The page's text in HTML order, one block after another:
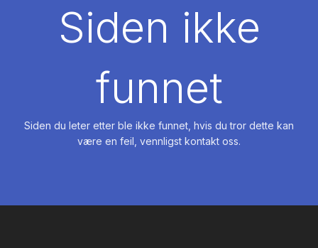
Siden ikke
funnet
Siden du leter etter ble ikke funnet, hvis du tror dette kan
være en feil, vennligst kontakt oss.